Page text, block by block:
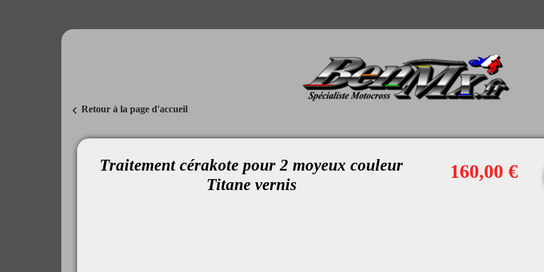
chevron_left Retour à la page d'accueil
Traitement cérakote pour 2 moyeux couleur
Titane vernis
160,00 €